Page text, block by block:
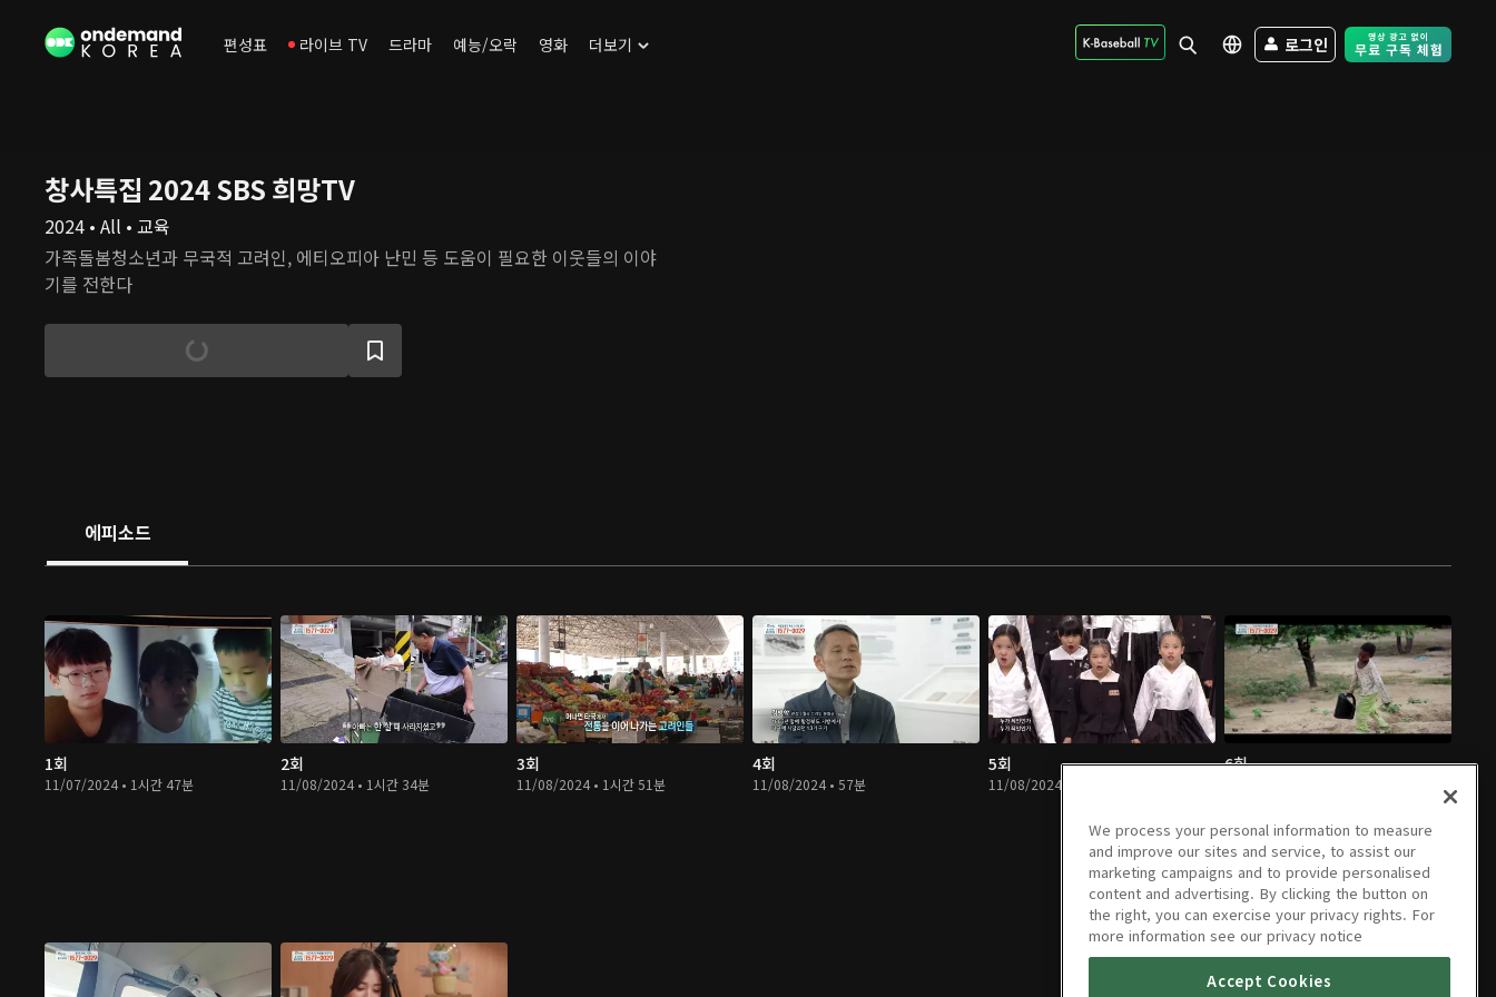
편성표 라이브 TV 드라마 예능/오락 영화 더보기 로그인 Free Trial -
창사특집 2024 SBS 희망TV
2024 • All • 교육
가족돌봄청소년과 무국적 고려인, 에티오피아 난민 등 도움이 필요한 이웃들의 이야
기를 전한다
에피소드
1회
11/07/2024 • 1시간 47분
2회
11/08/2024 • 1시간 34분
3회
11/08/2024 • 1시간 51분
4회
11/08/2024 • 57분
5회
11/08/2024 • 1시간 3분
6회
We process your personal information to measure
and improve our sites and service, to assist our
marketing campaigns and to provide personalised
content and advertising. By clicking the button on
the right, you can exercise your privacy rights. For
more information see our privacy notice
Accept Cookies